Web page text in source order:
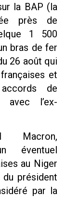
la BAP (la
près de
1 500
bras de fer
26 août qui
et
de
avec l’ex-
Macron,
éventuel
au Niger
du président
par la